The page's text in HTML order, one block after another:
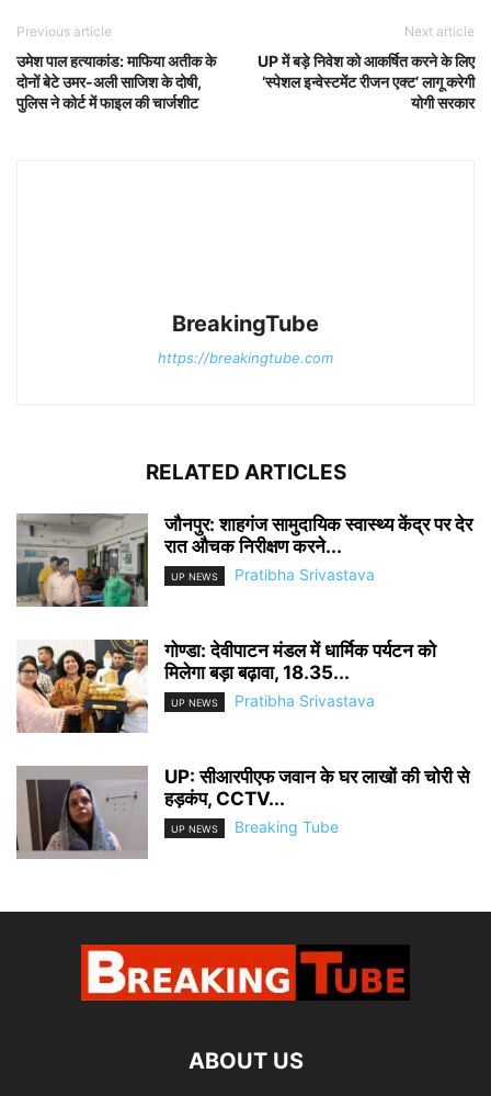
Previous article
उमेश पाल हत्याकांड: माफिया अतीक के
दोनों बेटे उमर-अली साजिश के दोषी,
पुलिस ने कोर्ट में फाइल की चार्जशीट
Next article
UP में बड़े निवेश को आकर्षित करने के लिए
‘स्पेशल इन्वेस्टमेंट रीजन एक्ट’ लागू करेगी
योगी सरकार
BreakingTube
https://breakingtube.com
RELATED ARTICLES
जौनपुर: शाहगंज सामुदायिक स्वास्थ्य केंद्र पर देर
रात औचक निरीक्षण करने...
UP NEWS Pratibha Srivastava
गोण्डा: देवीपाटन मंडल में धार्मिक पर्यटन को
मिलेगा बड़ा बढ़ावा, 18.35...
UP NEWS Pratibha Srivastava
UP: सीआरपीएफ जवान के घर लाखों की चोरी से
हड़कंप, CCTV...
UP NEWS Breaking Tube
ABOUT US